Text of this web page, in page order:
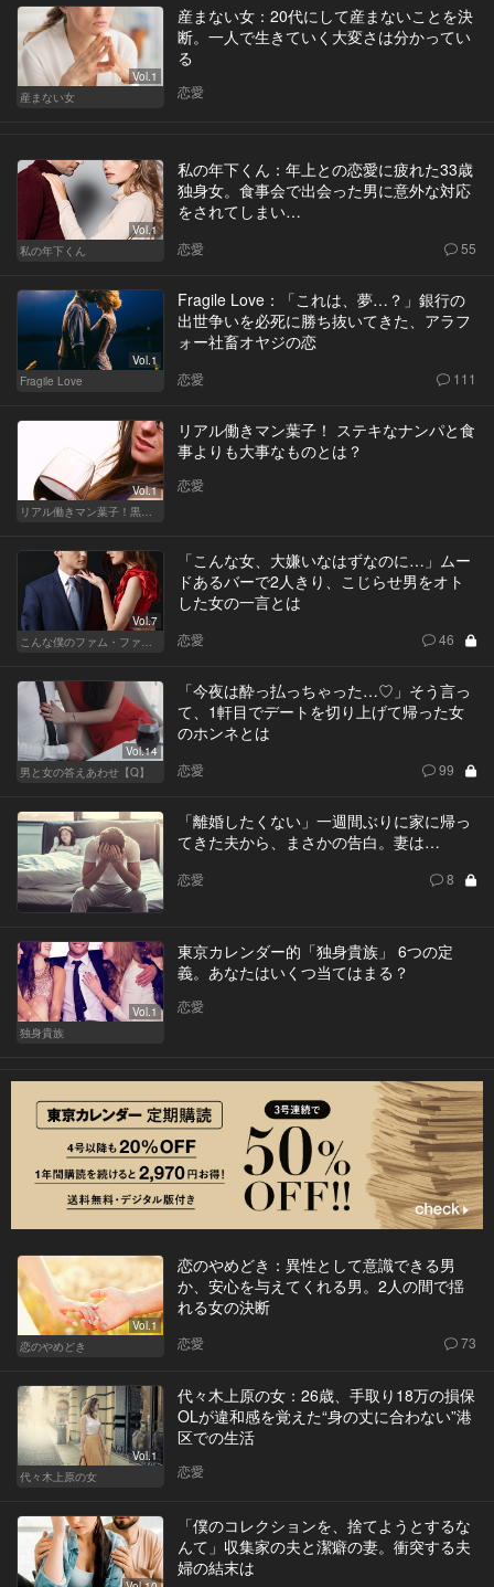
Vol.1
産まない女
産まない女：20代にして産まないことを決
断。一人で生きていく大変さは分かってい
る
恋愛
Vol.1
私の年下くん
私の年下くん：年上との恋愛に疲れた33歳
独身女。食事会で出会った男に意外な対応
をされてしまい…
恋愛 55
Vol.1
Fragile Love
Fragile Love：「これは、夢…？」銀行の
出世争いを必死に勝ち抜いてきた、アラフ
ォー社畜オヤジの恋
恋愛 111
Vol.1
リアル働きマン葉子！黒革の編集手帳 written by 内埜さくら
リアル働きマン葉子！ ステキなナンパと食
事よりも大事なものとは？
恋愛
Vol.7
こんな僕のファム・ファタル
「こんな女、大嫌いなはずなのに…」ムー
ドあるバーで2人きり、こじらせ男をオト
した女の一言とは
恋愛 46
Vol.14
男と女の答えあわせ【Q】
「今夜は酔っ払っちゃった…♡」そう言っ
て、1軒目でデートを切り上げて帰った女
のホンネとは
恋愛 99
「離婚したくない」一週間ぶりに家に帰っ
てきた夫から、まさかの告白。妻は…
恋愛 8
Vol.1
独身貴族
東京カレンダー的「独身貴族」 6つの定
義。あなたはいくつ当てはまる？
恋愛
Vol.1
恋のやめどき
恋のやめどき：異性として意識できる男
か、安心を与えてくれる男。2人の間で揺
れる女の決断
恋愛 73
Vol.1
代々木上原の女
代々木上原の女：26歳、手取り18万の損保
OLが違和感を覚えた“身の丈に合わない”港
区での生活
恋愛
「僕のコレクションを、捨てようとするな
んて」収集家の夫と潔癖の妻。衝突する夫
婦の結末は